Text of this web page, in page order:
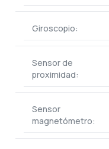
Giroscopio:
Sensor de
proximidad:
Sensor
magnetómetro: